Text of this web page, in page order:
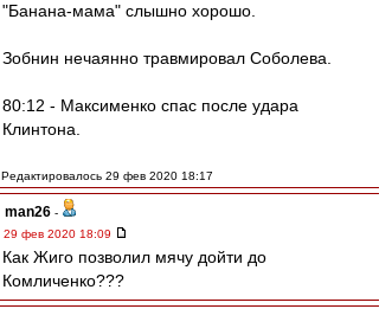
"Банана-мама" слышно хорошо.
Зобнин нечаянно травмировал Соболева.
80:12 - Максименко спас после удара
Клинтона.
Редактировалось 29 фев 2020 18:17
man26 -
29 фев 2020 18:09
Как Жиго позволил мячу дойти до
Комличенко???